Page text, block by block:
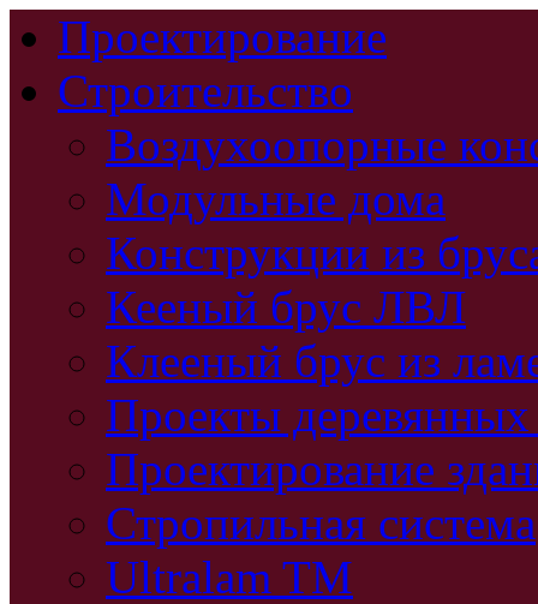
Проектирование
Строительство
Воздухоопорные
Модульные дома
Конструкции из
Кееный брус ЛВЛ
Клееный брус из
Проекты
Проектирование
Стропильная система
Ultralam TM